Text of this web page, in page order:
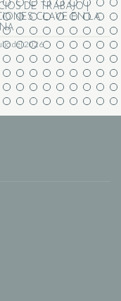
DE TRABAJO |
CLAVE EN LA
del 2026